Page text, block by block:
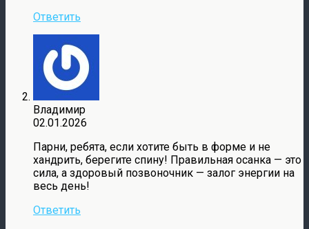
Ответить
Владимир
02.01.2026
Парни, ребята, если хотите быть в форме и не
хандрить, берегите спину! Правильная осанка — это
сила, а здоровый позвоночник — залог энергии на
весь день!
Ответить